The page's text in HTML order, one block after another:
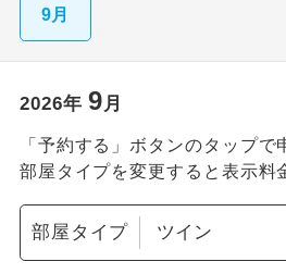
9月
2026年 9月
「予約する」ボタンのタップで
部屋タイプを変更すると表示料
部屋タイプ